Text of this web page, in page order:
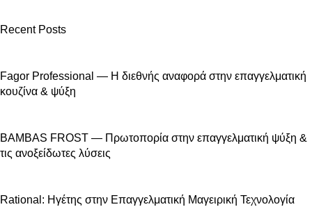
Recent Posts
Fagor Professional — Η διεθνής αναφορά στην επαγγελματική
κουζίνα & ψύξη
BAMBAS FROST — Πρωτοπορία στην επαγγελματική ψύξη &
τις ανοξείδωτες λύσεις
Rational: Ηγέτης στην Επαγγελματική Μαγειρική Τεχνολογία